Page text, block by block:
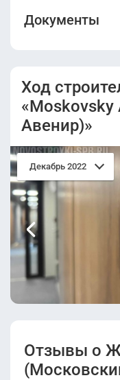
Документы
Разрешение
ввод в
Ход
Авенир)»
Декабрь 2022
Отзывы о